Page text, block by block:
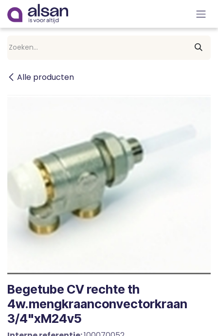
Overslaan naar inhoud
Alle producten
Begetube CV rechte th
4w.mengkraanconvectorkraan
3/4"xM24v5